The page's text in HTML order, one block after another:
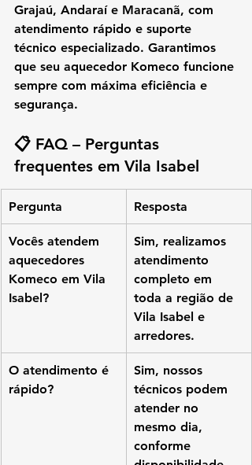
Grajaú, Andaraí e Maracanã, com
atendimento rápido e suporte
técnico especializado. Garantimos
que seu aquecedor Komeco funcione
sempre com máxima eficiência e
segurança.
📋 FAQ – Perguntas
frequentes em Vila Isabel
Pergunta Resposta
Vocês atendem
aquecedores
Komeco em Vila
Isabel?
Sim, realizamos
atendimento
completo em
toda a região de
Vila Isabel e
arredores.
O atendimento é
rápido?
Sim, nossos
técnicos podem
atender no
mesmo dia,
conforme